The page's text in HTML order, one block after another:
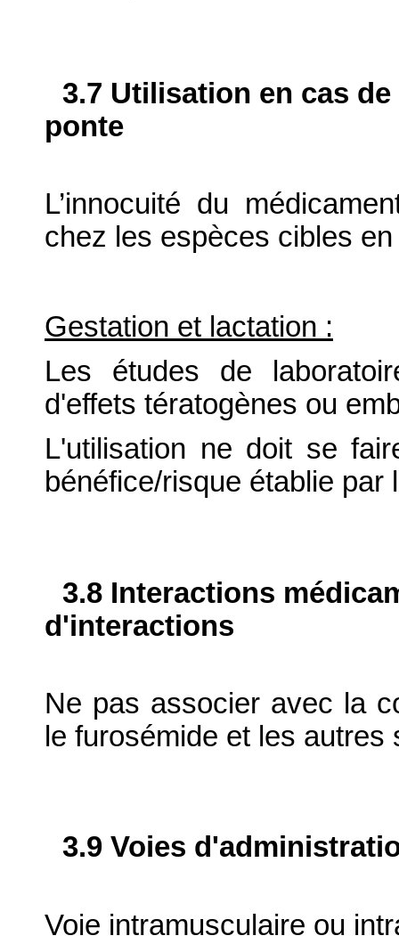
3.7 Utilisation en cas
ponte
L’innocuité du
chez les espèces cibles
Gestation et lactation :
Les études de
d'effets tératogènes ou
L'utilisation ne doit se
bénéfice/risque établie
3.8 Interactions
d'interactions
Ne pas associer avec la
le furosémide et les
3.9 Voies
Voie intramusculaire ou